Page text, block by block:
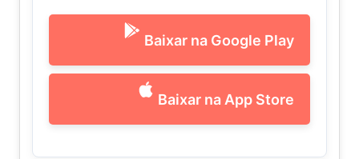
Baixar na Google Play
Baixar na App Store